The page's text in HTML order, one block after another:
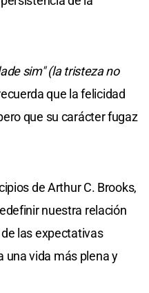
sim" (la tristeza no
que la felicidad
que su carácter fugaz
de Arthur C. Brooks,
nuestra relación
las expectativas
una vida más plena y